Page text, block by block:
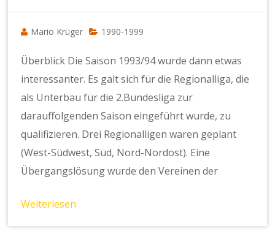
Mario Krüger 1990-1999
Überblick Die Saison 1993/94 wurde dann etwas
interessanter. Es galt sich für die Regionalliga, die
als Unterbau für die 2.Bundesliga zur
darauffolgenden Saison eingeführt wurde, zu
qualifizieren. Drei Regionalligen waren geplant
(West-Südwest, Süd, Nord-Nordost). Eine
Übergangslösung wurde den Vereinen der
Weiterlesen